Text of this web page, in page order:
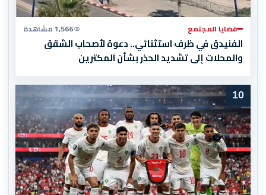
قضايا المجتمع 1,566 مشاهدة
الفنيدق في ظرف استثنائي.. دعوة لأصحاب الشقق
والمحلات إلى تشديد الحذر بشأن المكترين
10